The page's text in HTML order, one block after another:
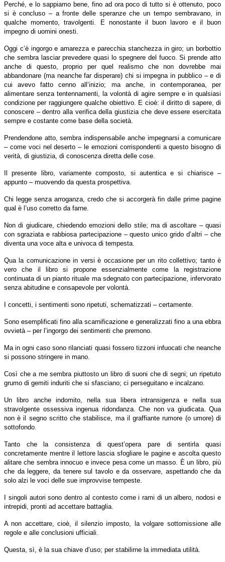
Perché, e lo sappiamo bene, fino ad ora poco di tutto si è ottenuto, poco
si è concluso – a fronte delle speranze che un tempo sembravano, in
qualche momento, travolgenti. E nonostante il buon lavoro e il buon
impegno di uomini onesti.
Oggi c’è ingorgo e amarezza e parecchia stanchezza in giro; un borbottio
che sembra lasciar prevedere quasi lo spegnere del fuoco. Si prende atto
anche di questo, proprio per quel realismo che non dovrebbe mai
abbandonare (ma neanche far disperare) chi si impegna in pubblico – e di
cui avevo fatto cenno all’inizio; ma anche, in contemporanea, per
alimentare senza tentennamenti, la volontà di agire sempre e in qualsiasi
condizione per raggiungere qualche obiettivo. E cioè: il diritto di sapere, di
conoscere – dentro alla verifica della giustizia che deve essere esercitata
sempre e costante come base della società.
Prendendone atto, sembra indispensabile anche impegnarsi a comunicare
– come voci nel deserto – le emozioni corrispondenti a questo bisogno di
verità, di giustizia, di conoscenza diretta delle cose.
Il presente libro, variamente composto, si autentica e si chiarisce –
appunto – muovendo da questa prospettiva.
Chi legge senza arroganza, credo che si accorgerà fin dalle prime pagine
qual è l’uso corretto da farne.
Non di giudicare, chiedendo emozioni dello stile; ma di ascoltare – quasi
con sgraziata e rabbiosa partecipazione – questo unico grido d’altri – che
diventa una voce alta e univoca di tempesta.
Qua la comunicazione in versi è occasione per un rito collettivo; tanto è
vero che il libro si propone essenzialmente come la registrazione
continuata di un pianto rituale ma sdegnato con partecipazione, infervorato
senza abitudine e consapevole per volontà.
I concetti, i sentimenti sono ripetuti, schematizzati – certamente.
Sono esemplificati fino alla scarnificazione e generalizzati fino a una ebbra
ovvietà – per l’ingorgo dei sentimenti che premono.
Ma in ogni caso sono rilanciati quasi fossero tizzoni infuocati che neanche
si possono stringere in mano.
Così che a me sembra piuttosto un libro di suoni che di segni; un ripetuto
grumo di gemiti induriti che si sfasciano; ci perseguitano e incalzano.
Un libro anche indomito, nella sua libera intransigenza e nella sua
stravolgente ossessiva ingenua ridondanza. Che non va giudicata. Qua
non è il segno scritto che stabilisce, ma il graffiante rumore (o umore) di
sottofondo.
Tanto che la consistenza di quest’opera pare di sentirla quasi
concretamente mentre il lettore lascia sfogliare le pagine e ascolta questo
alitare che sembra innocuo e invece pesa come un masso. È un libro, più
che da leggere, da tenere sul tavolo e da osservare, aspettando che da
solo alzi le voci delle sue improvvise tempeste.
I singoli autori sono dentro al contesto come i rami di un albero, nodosi e
intrepidi, pronti ad accettare battaglia.
A non accettare, cioè, il silenzio imposto, la volgare sottomissione alle
regole e alle conclusioni ufficiali.
Questa, sì, è la sua chiave d’uso; per stabilirne la immediata utilità.